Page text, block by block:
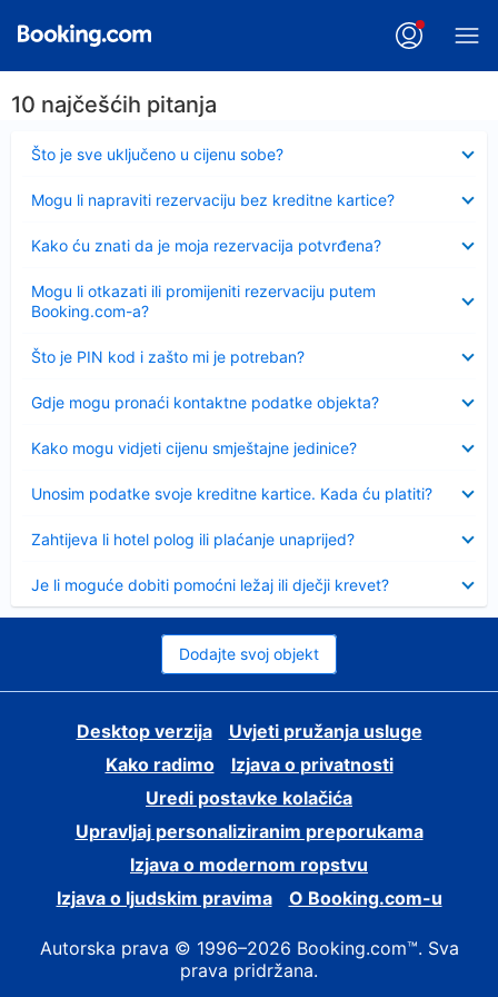
10 najčešćih pitanja
Što je sve uključeno u cijenu sobe?
Sažeto
Mogu li napraviti rezervaciju bez kreditne kartice?
Kako ću znati da je moja rezervacija potvrđena?
Mogu li otkazati ili promijeniti rezervaciju putem
Booking.com-a?
Što je PIN kod i zašto mi je potreban?
Sažeto
Gdje mogu pronaći kontaktne podatke objekta?
Kako mogu vidjeti cijenu smještajne jedinice?
Unosim podatke svoje kreditne kartice. Kada ću platiti?
Zahtijeva li hotel polog ili plaćanje unaprijed?
Je li moguće dobiti pomoćni ležaj ili dječji krevet?
Dodajte svoj objekt
Desktop verzija
Uvjeti pružanja usluge
Kako radimo
Izjava o privatnosti
Uredi postavke kolačića
Upravljaj personaliziranim preporukama
Izjava o modernom ropstvu
Izjava o ljudskim pravima
O Booking.com-u
Autorska prava © 1996–2026 Booking.com™. Sva
prava pridržana.